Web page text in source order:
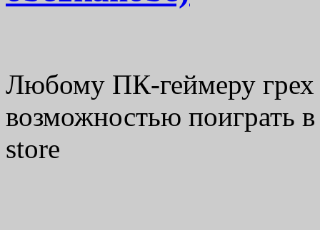
Любому ПК-геймеру грех
возможностью поиграть
store